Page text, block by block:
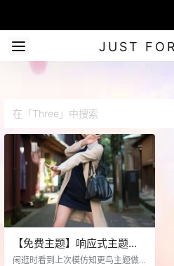
JUST
【免费主题】响应式主题
Three
闲逛时看到上次模仿知更鸟主题做